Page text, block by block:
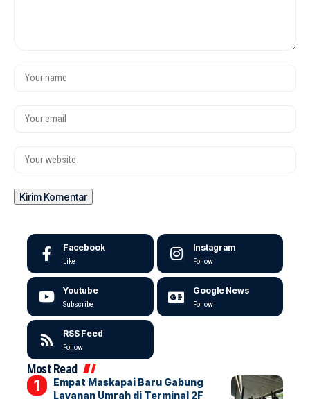
Facebook
Like
Instagram
Follow
Youtube
Subscribe
Google News
Follow
RSS Feed
Follow
Most Read
Empat Maskapai Baru Gabung
Layanan Umrah di Terminal 2F